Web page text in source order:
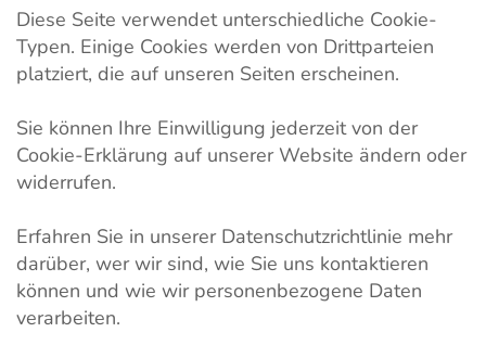
Diese Seite verwendet unterschiedliche Cookie-
Typen. Einige Cookies werden von Drittparteien
platziert, die auf unseren Seiten erscheinen.
Sie können Ihre Einwilligung jederzeit von der
Cookie-Erklärung auf unserer Website ändern oder
widerrufen.
Erfahren Sie in unserer Datenschutzrichtlinie mehr
darüber, wer wir sind, wie Sie uns kontaktieren
können und wie wir personenbezogene Daten
verarbeiten.